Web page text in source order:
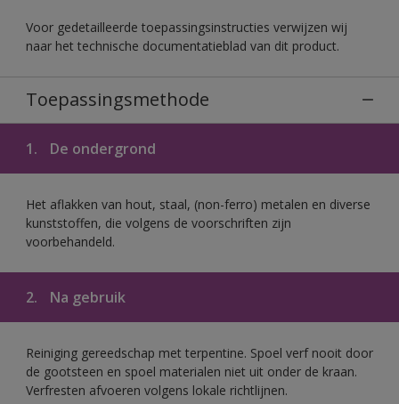
Voor gedetailleerde toepassingsinstructies verwijzen wij
naar het technische documentatieblad van dit product.
Toepassingsmethode
1. De ondergrond
Het aflakken van hout, staal, (non-ferro) metalen en diverse
kunststoffen, die volgens de voorschriften zijn
voorbehandeld.
2. Na gebruik
Reiniging gereedschap met terpentine. Spoel verf nooit door
de gootsteen en spoel materialen niet uit onder de kraan.
Verfresten afvoeren volgens lokale richtlijnen.